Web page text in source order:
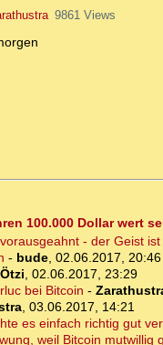
9861 Views
100.000 Dollar wert
- der Geist
- bude, 02.06.2017, 20:46
Ötzi, 02.06.2017, 23:29
bei Bitcoin -
, 03.06.2017, 14:21
es einfach richtig gut
weil Bitcoin mutwillig